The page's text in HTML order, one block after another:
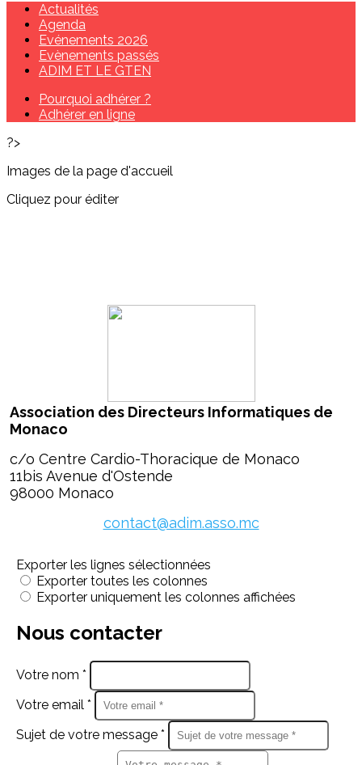
Actualités
Agenda
Evénements 2026
Evènements passés
ADIM ET LE GTEN
Pourquoi adhérer ?
Adhérer en ligne
?>
Images de la page d'accueil
Cliquez pour éditer
Association des Directeurs Informatiques de
Monaco
c/o Centre Cardio-Thoracique de Monaco
11bis Avenue d'Ostende
98000 Monaco
contact@adim.asso.mc